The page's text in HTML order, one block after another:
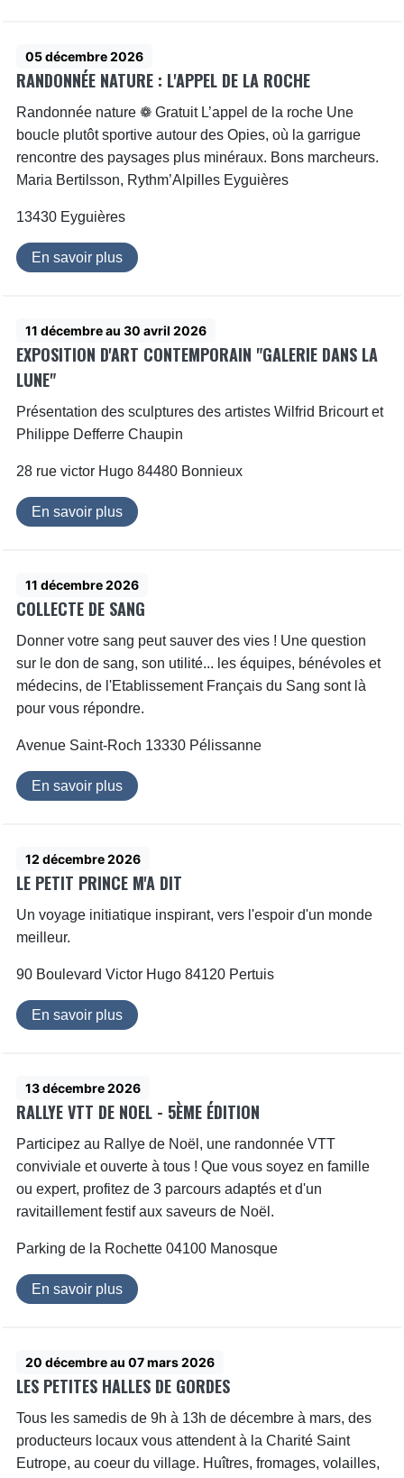
05 décembre 2026
RANDONNÉE NATURE : L'APPEL DE LA ROCHE
Randonnée nature ❁ Gratuit L’appel de la roche Une
boucle plutôt sportive autour des Opies, où la garrigue
rencontre des paysages plus minéraux. Bons marcheurs.
Maria Bertilsson, Rythm’Alpilles Eyguières
13430 Eyguières
En savoir plus
11 décembre au 30 avril 2026
EXPOSITION D'ART CONTEMPORAIN "GALERIE DANS LA
LUNE"
Présentation des sculptures des artistes Wilfrid Bricourt et
Philippe Defferre Chaupin
28 rue victor Hugo 84480 Bonnieux
En savoir plus
11 décembre 2026
COLLECTE DE SANG
Donner votre sang peut sauver des vies ! Une question
sur le don de sang, son utilité... les équipes, bénévoles et
médecins, de l'Etablissement Français du Sang sont là
pour vous répondre.
Avenue Saint-Roch 13330 Pélissanne
En savoir plus
12 décembre 2026
LE PETIT PRINCE M'A DIT
Un voyage initiatique inspirant, vers l'espoir d'un monde
meilleur.
90 Boulevard Victor Hugo 84120 Pertuis
En savoir plus
13 décembre 2026
RALLYE VTT DE NOEL - 5ÈME ÉDITION
Participez au Rallye de Noël, une randonnée VTT
conviviale et ouverte à tous ! Que vous soyez en famille
ou expert, profitez de 3 parcours adaptés et d'un
ravitaillement festif aux saveurs de Noël.
Parking de la Rochette 04100 Manosque
En savoir plus
20 décembre au 07 mars 2026
LES PETITES HALLES DE GORDES
Tous les samedis de 9h à 13h de décembre à mars, des
producteurs locaux vous attendent à la Charité Saint
Eutrope, au coeur du village. Huîtres, fromages, volailles,